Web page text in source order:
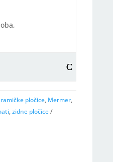
pločice, Mermer,
,zidne pločice